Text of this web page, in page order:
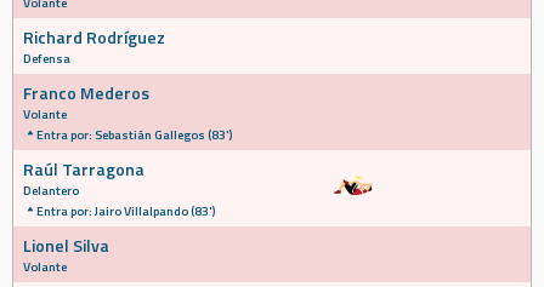
Richard Rodríguez
Defensa
Franco Mederos
Volante
Entra por: Sebastián Gallegos (83')
Raúl Tarragona
Delantero
Entra por: Jairo Villalpando (83')
Lionel Silva
Volante